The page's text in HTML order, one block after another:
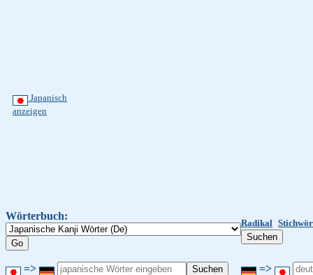
Japanisch
anzeigen
Wörterbuch:
Radikal
=> =>